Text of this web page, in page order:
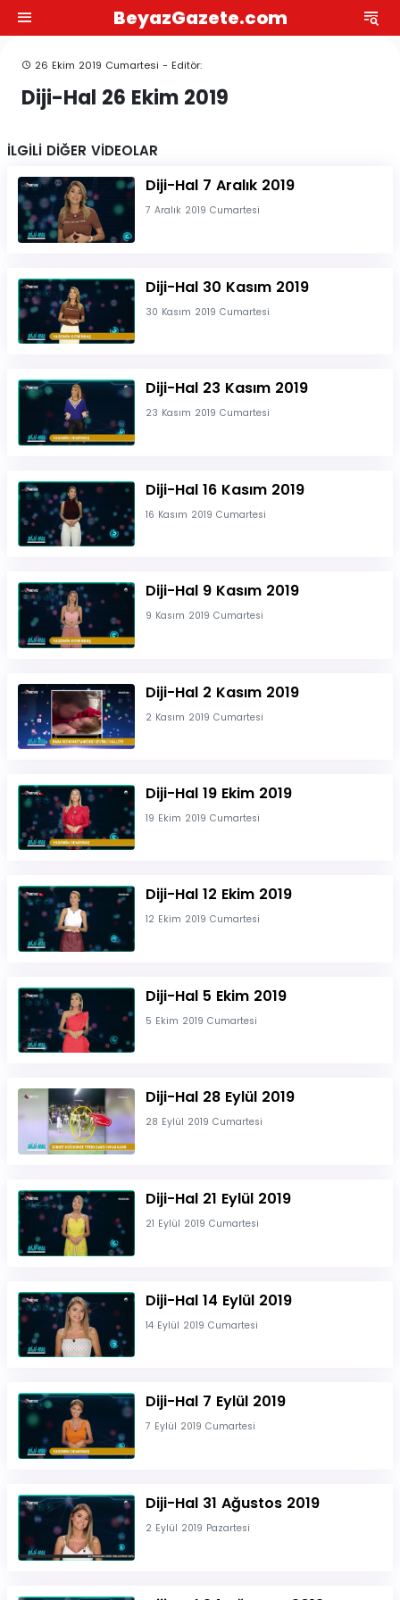
BeyazGazete.com
26 Ekim 2019 Cumartesi - Editör:
Diji-Hal 26 Ekim 2019
İLGİLİ DİĞER VİDEOLAR
Diji-Hal 7 Aralık 2019
7 Aralık 2019 Cumartesi
Diji-Hal 30 Kasım 2019
30 Kasım 2019 Cumartesi
Diji-Hal 23 Kasım 2019
23 Kasım 2019 Cumartesi
Diji-Hal 16 Kasım 2019
16 Kasım 2019 Cumartesi
Diji-Hal 9 Kasım 2019
9 Kasım 2019 Cumartesi
Diji-Hal 2 Kasım 2019
2 Kasım 2019 Cumartesi
Diji-Hal 19 Ekim 2019
19 Ekim 2019 Cumartesi
Diji-Hal 12 Ekim 2019
12 Ekim 2019 Cumartesi
Diji-Hal 5 Ekim 2019
5 Ekim 2019 Cumartesi
Diji-Hal 28 Eylül 2019
28 Eylül 2019 Cumartesi
Diji-Hal 21 Eylül 2019
21 Eylül 2019 Cumartesi
Diji-Hal 14 Eylül 2019
14 Eylül 2019 Cumartesi
Diji-Hal 7 Eylül 2019
7 Eylül 2019 Cumartesi
Diji-Hal 31 Ağustos 2019
2 Eylül 2019 Pazartesi